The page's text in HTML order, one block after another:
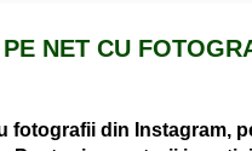
NET CU
fotografii din Instagram,